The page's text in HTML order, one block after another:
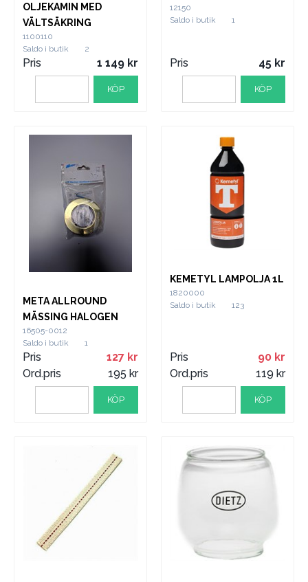
OLJEKAMIN MED
VÄLTSÄKRING
1100110
Saldo i butik
2
Pris 1 149
KÖP
12150
Saldo i butik
1
Pris 45
KÖP
META ALLROUND
MÄSSING HALOGEN
16505-0012
Saldo i butik
1
Pris
127
Ord.pris
195
KÖP
KEMETYL LAMPOLJA 1L
1820000
Saldo i butik
123
Pris
90
Ord.pris
119
KÖP